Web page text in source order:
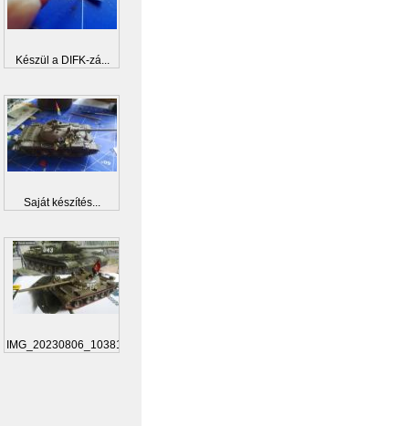
Készül a DIFK-zá...
Saját készítés...
IMG_20230806_103812